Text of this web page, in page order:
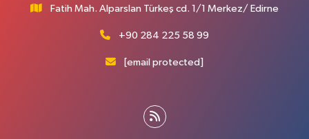
Fatih Mah. Alparslan Türkeş cd. 1/1 Merkez/ Edirne
+90 284 225 58 99
[email protected]